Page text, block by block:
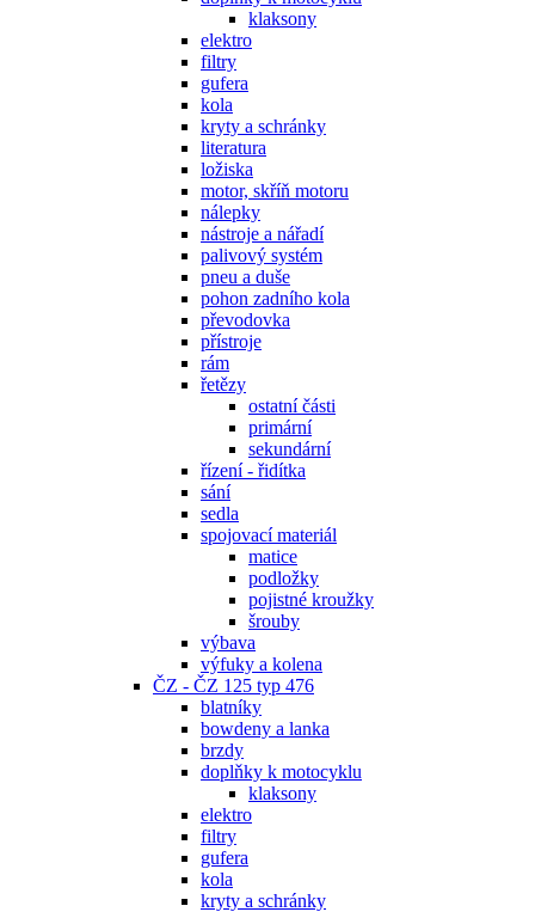
klaksony
elektro
filtry
gufera
kola
kryty a schránky
literatura
ložiska
motor, skříň motoru
nálepky
nástroje a nářadí
palivový systém
pneu a duše
pohon zadního kola
převodovka
přístroje
rám
řetězy
ostatní části
primární
sekundární
řízení - řidítka
sání
sedla
spojovací materiál
matice
podložky
pojistné kroužky
šrouby
výbava
výfuky a kolena
ČZ - ČZ 125 typ 476
blatníky
bowdeny a lanka
brzdy
doplňky k motocyklu
klaksony
elektro
filtry
gufera
kola
kryty a schránky